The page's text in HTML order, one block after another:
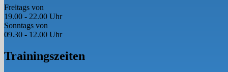
Freitags von
19.00 - 22.00 Uhr
Sonntags von
09.30 - 12.00 Uhr
Trainingszeiten